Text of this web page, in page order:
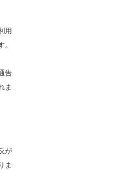
用
告
ま
が
ま